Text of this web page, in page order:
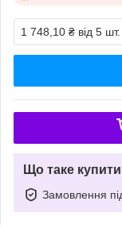
1 748,10 ₴ від 5 шт.
Що таке
Замовлення